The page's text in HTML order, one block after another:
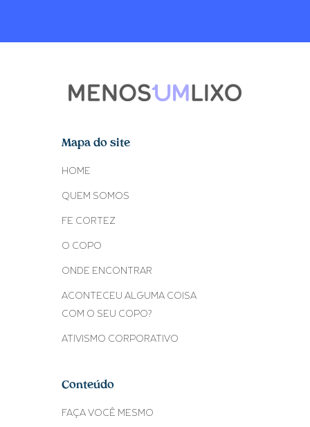
Mapa do site
HOME
QUEM SOMOS
FE CORTEZ
O COPO
ONDE ENCONTRAR
ACONTECEU ALGUMA COISA
COM O SEU COPO?
ATIVISMO CORPORATIVO
Conteúdo
FAÇA VOCÊ MESMO